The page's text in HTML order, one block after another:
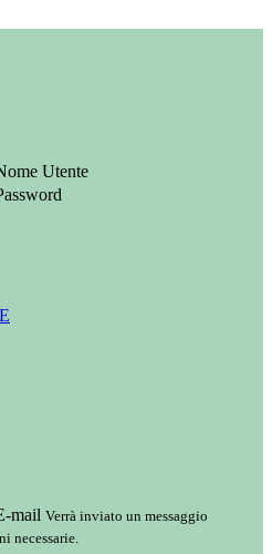
Utente
mail Verrà inviato un messaggio
necessarie.